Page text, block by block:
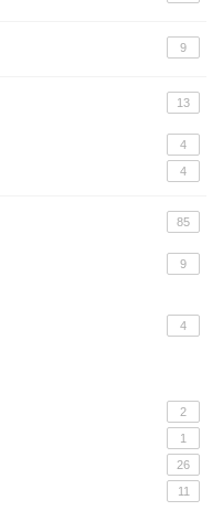
9
13
4
4
85
9
4
2
1
26
11